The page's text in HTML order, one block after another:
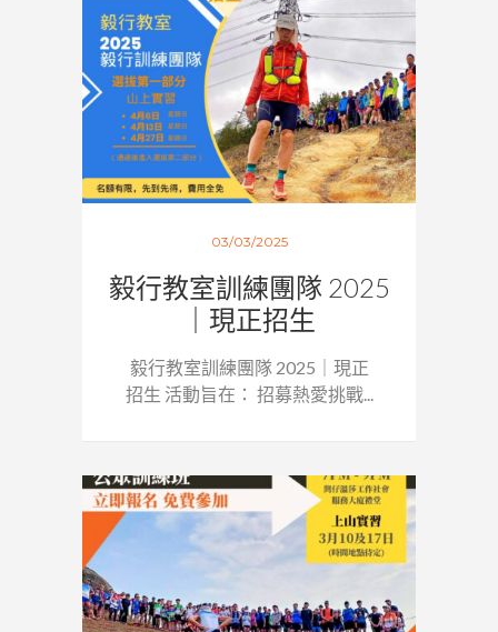
03/03/2025
毅行教室訓練團隊 2025
｜現正招生
毅行教室訓練團隊 2025｜現正
招生 活動旨在： 招募熱愛挑戰...